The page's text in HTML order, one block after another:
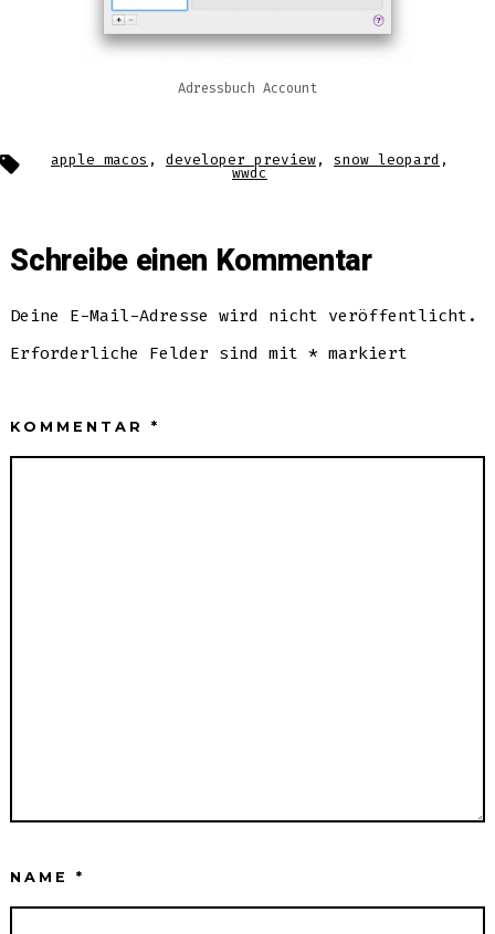
Adressbuch Account
Schlagwörter
apple macos , developer preview, snow leopard ,
wwdc
Schreibe einen Kommentar
Deine E-Mail-Adresse wird nicht veröffentlicht.
Erforderliche Felder sind mit* markiert
KOMMENTAR*
NAME*